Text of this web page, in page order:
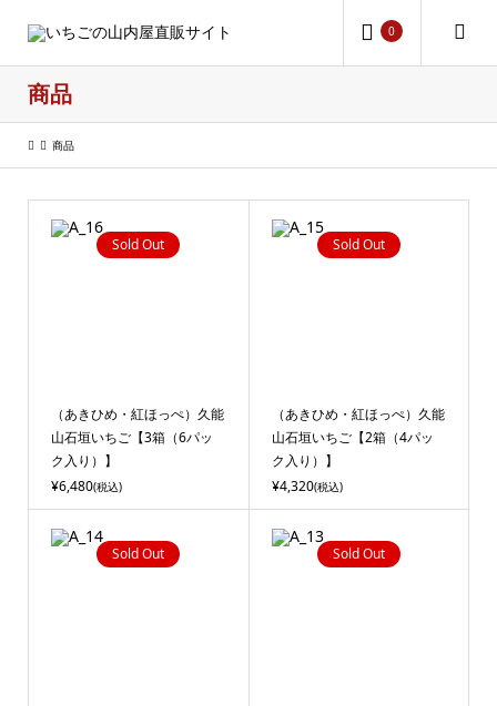
0
商品
商品
Sold Out
（あきひめ・紅ほっぺ）久能
山石垣いちご【3箱（6パッ
ク入り）】
¥6,480(税込)
Sold Out
（あきひめ・紅ほっぺ）久能
山石垣いちご【2箱（4パッ
ク入り）】
¥4,320(税込)
Sold Out Sold Out